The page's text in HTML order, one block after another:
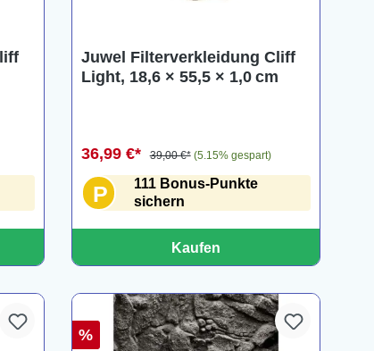
Juwel Filterverkleidung Cliff
Light, 18,6 × 55,5 × 1,0 cm
36,99 €* 39,00 €* (5.15% gespart)
P
111 Bonus-Punkte
sichern
Kaufen
%